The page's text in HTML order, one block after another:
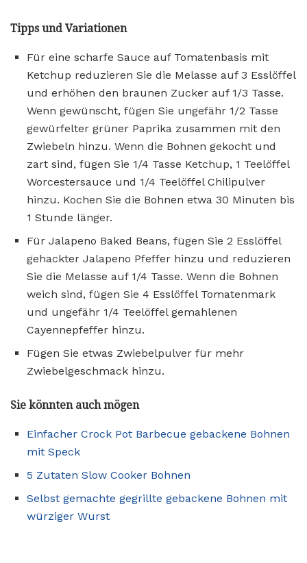
Tipps und Variationen
Für eine scharfe Sauce auf Tomatenbasis mit
Ketchup reduzieren Sie die Melasse auf 3 Esslöffel
und erhöhen den braunen Zucker auf 1/3 Tasse.
Wenn gewünscht, fügen Sie ungefähr 1/2 Tasse
gewürfelter grüner Paprika zusammen mit den
Zwiebeln hinzu. Wenn die Bohnen gekocht und
zart sind, fügen Sie 1/4 Tasse Ketchup, 1 Teelöffel
Worcestersauce und 1/4 Teelöffel Chilipulver
hinzu. Kochen Sie die Bohnen etwa 30 Minuten bis
1 Stunde länger.
Für Jalapeno Baked Beans, fügen Sie 2 Esslöffel
gehackter Jalapeno Pfeffer hinzu und reduzieren
Sie die Melasse auf 1/4 Tasse. Wenn die Bohnen
weich sind, fügen Sie 4 Esslöffel Tomatenmark
und ungefähr 1/4 Teelöffel gemahlenen
Cayennepfeffer hinzu.
Fügen Sie etwas Zwiebelpulver für mehr
Zwiebelgeschmack hinzu.
Sie könnten auch mögen
Einfacher Crock Pot Barbecue gebackene Bohnen
mit Speck
5 Zutaten Slow Cooker Bohnen
Selbst gemachte gegrillte gebackene Bohnen mit
würziger Wurst